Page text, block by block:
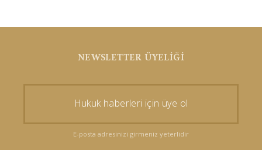
NEWSLETTER ÜYELİĞİ
E-posta adresinizi girmeniz yeterlidir